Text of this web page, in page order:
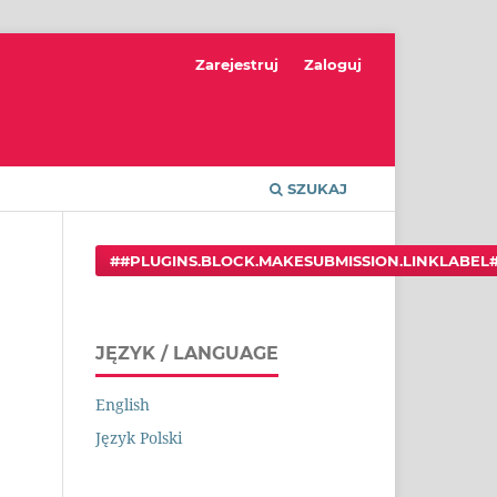
SZUKAJ
Zarejestruj Zaloguj
JĘZYK / LANGUAGE
English
Język Polski